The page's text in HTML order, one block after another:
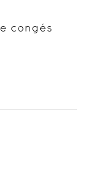
congés